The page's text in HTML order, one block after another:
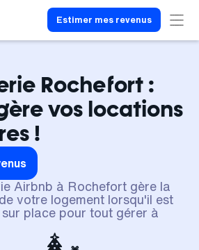
Estimer mes revenus
Rochefort :
vos locations
!
Airbnb à Rochefort gère la
votre logement lorsqu'il est
place pour tout gérer à